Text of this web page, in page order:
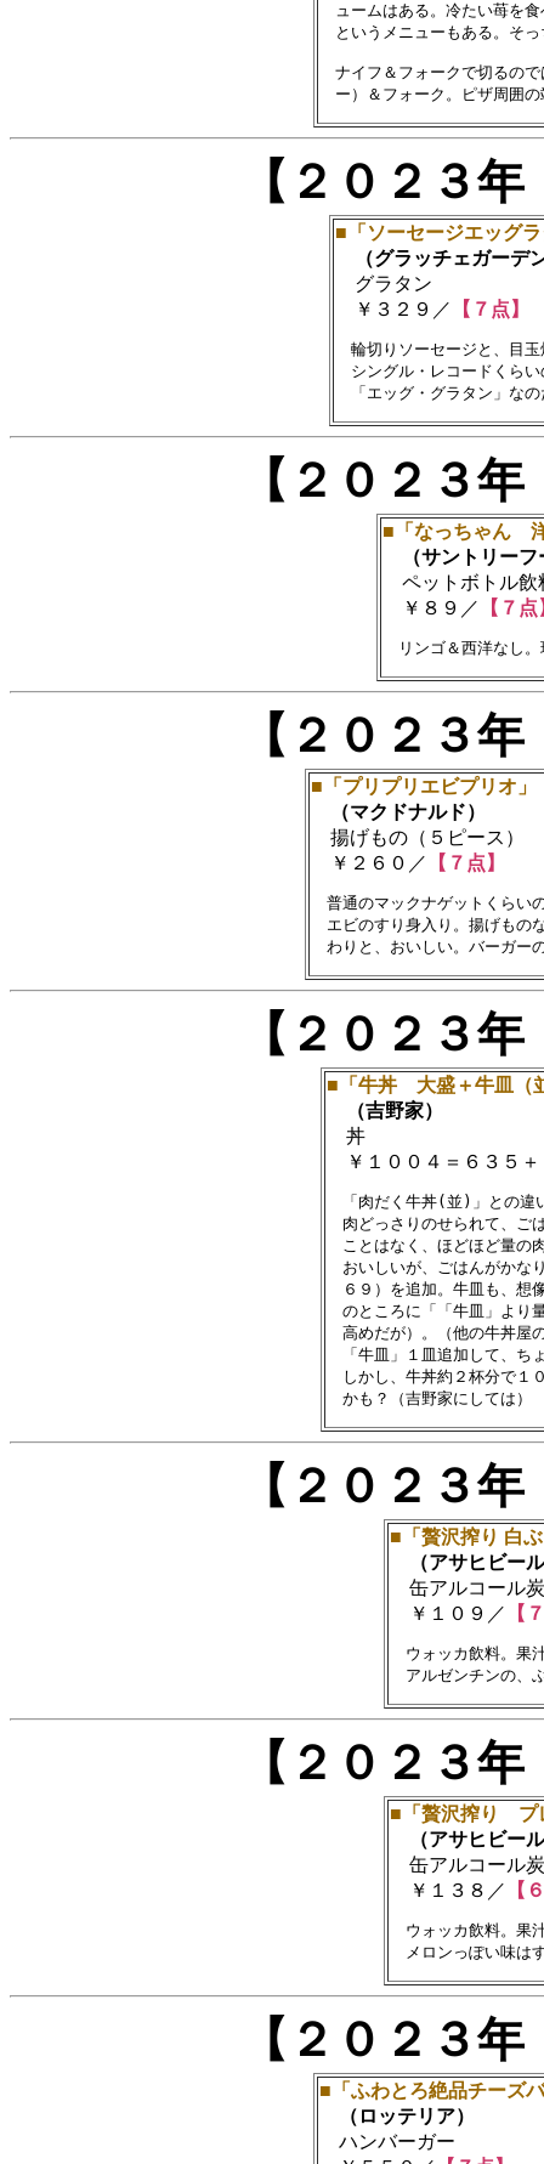
ュームはある。冷たい苺を食
というメニューもある。そっ
ナイフ＆フォークで切るので
【２０２３
■「ソーセージエッグ
（グラッチェガーデ
グラタン
￥３２９／ 【７点】
輪切りソーセージと、目
シングル・レコードくらい
【２０２３
■「なっちゃん
（サントリーフ
ペットボトル飲
￥８９／ 【７点
【２０２３
■「プリプリエビプリオ」
（マクドナルド）
揚げもの（５ピース）
￥２６０／
【７点】
普通のマックナゲットくらい
エビのすり身入り。揚げもの
【２０２３
■「牛丼 大盛＋牛皿（
（吉野家）
丼
￥１００４＝６３５＋
「肉だく牛丼(並)」との違
肉どっさりのせられて、ご
ことはなく、ほどほど量の
おいしいが、ごはんがかな
６９）を追加。牛皿も、想
のところに「「牛皿」より
高めだが）。（他の牛丼屋
「牛皿」１皿追加して、ち
しかし、牛丼約２杯分で１
【２０２３
■「贅沢搾り 白
（アサヒビー
缶アルコール
￥１０９／
【
ウォッカ飲料。果
【２０２３
■「贅沢搾り プ
（アサヒビー
缶アルコール
￥１３８／
【
ウォッカ飲料。果
【２０２３
■「ふわとろ絶品チーズ
（ロッテリア）
ハンバーガー